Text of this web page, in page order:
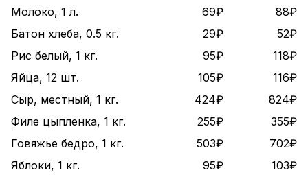
Молоко, 1 л.
69₽
88₽
Батон хлеба, 0.5 кг.
29₽
52₽
Рис белый, 1 кг.
95₽
118₽
Яйца, 12 шт.
105₽
116₽
Сыр, местный, 1 кг.
424₽
824₽
Филе цыпленка, 1 кг.
255₽
355₽
Говяжье бедро, 1 кг.
503₽
702₽
Яблоки, 1 кг.
95₽
103₽